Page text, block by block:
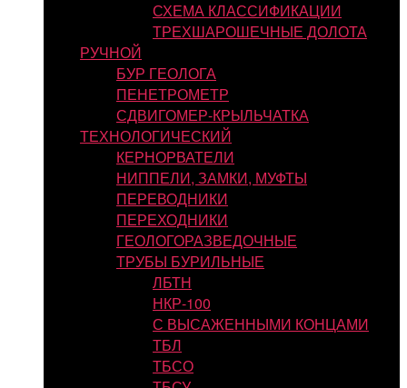
СХЕМА КЛАССИФИКАЦИИ
ТРЕХШАРОШЕЧНЫЕ ДОЛОТА
РУЧНОЙ
БУР ГЕОЛОГА
ПЕНЕТРОМЕТР
СДВИГОМЕР-КРЫЛЬЧАТКА
ТЕХНОЛОГИЧЕСКИЙ
КЕРНОРВАТЕЛИ
НИППЕЛИ, ЗАМКИ, МУФТЫ
ПЕРЕВОДНИКИ
ПЕРЕХОДНИКИ
ГЕОЛОГОРАЗВЕДОЧНЫЕ
ТРУБЫ БУРИЛЬНЫЕ
ЛБТН
НКР-100
С ВЫСАЖЕННЫМИ КОНЦАМИ
ТБЛ
ТБСО